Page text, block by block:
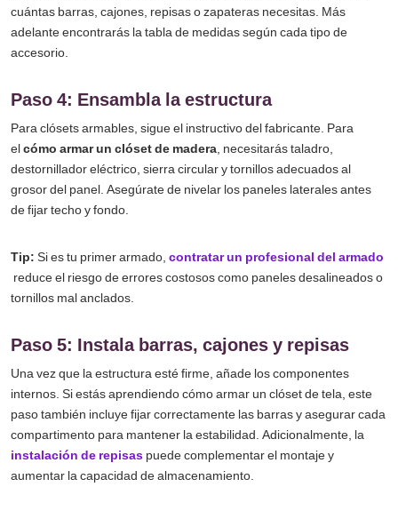
cuántas barras, cajones, repisas o zapateras necesitas. Más
adelante encontrarás la tabla de medidas según cada tipo de
accesorio.
Paso 4: Ensambla la estructura
Para clósets armables, sigue el instructivo del fabricante. Para
elcómo armar un clóset de madera , necesitarás taladro,
destornillador eléctrico, sierra circular y tornillos adecuados al
grosor del panel. Asegúrate de nivelar los paneles laterales antes
de fijar techo y fondo.
Tip: Si es tu primer armado, contratar un profesional del armado
reduce el riesgo de errores costosos como paneles desalineados o
tornillos mal anclados.
Paso 5: Instala barras, cajones y repisas
Una vez que la estructura esté firme, añade los componentes
internos. Si estás aprendiendo cómo armar un clóset de tela, este
paso también incluye fijar correctamente las barras y asegurar cada
compartimento para mantener la estabilidad. Adicionalmente, la
instalación de repisas puede complementar el montaje y
aumentar la capacidad de almacenamiento.